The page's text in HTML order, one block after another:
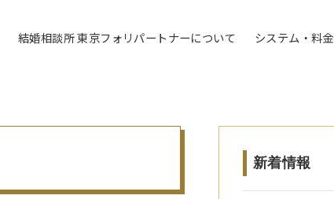
結婚相談所 東京フォリパートナーについて システム・料金
新着情報